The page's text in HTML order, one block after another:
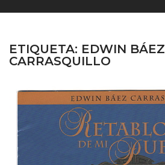
ETIQUETA: EDWIN BÁEZ
CARRASQUILLO